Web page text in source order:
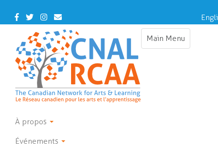
main
Facebook
TwitterInstagram
Contact
Us
Main Menu
Toggle
À propos
Événements